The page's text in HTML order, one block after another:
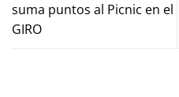
suma puntos al Picnic en el
GIRO